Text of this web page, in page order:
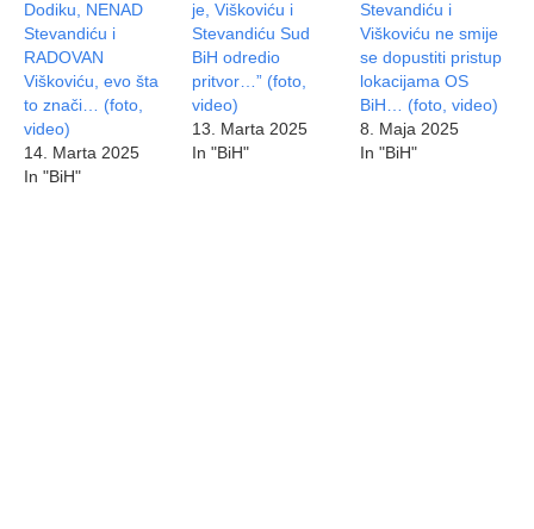
Dodiku, NENAD
Stevandiću i
RADOVAN
Viškoviću, evo šta
to znači… (foto,
video)
14. Marta 2025
In "BiH"
je, Viškoviću i
Stevandiću Sud
BiH odredio
pritvor…” (foto,
video)
13. Marta 2025
In "BiH"
Stevandiću i
Viškoviću ne smije
se dopustiti pristup
lokacijama OS
BiH… (foto, video)
8. Maja 2025
In "BiH"